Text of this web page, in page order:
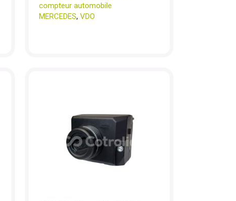
compteur automobile
MERCEDES, VDO